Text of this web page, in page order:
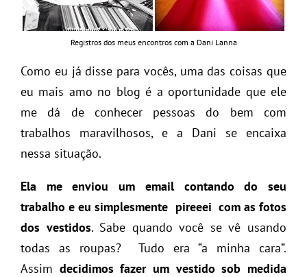
Registros dos meus encontros com a Dani Lanna
Como eu já disse para vocês, uma das coisas que
eu mais amo no blog é a oportunidade que ele
me dá de conhecer pessoas do bem com
trabalhos maravilhosos, e a Dani se encaixa
nessa situação.
Ela me enviou um email contando do seu
trabalho e eu simplesmente pireeei com as fotos
dos vestidos. Sabe quando você se vê usando
todas as roupas? Tudo era “a minha cara”.
Assim decidimos fazer um vestido sob medida